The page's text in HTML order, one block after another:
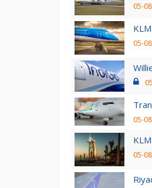
05-
05-
05-
05-